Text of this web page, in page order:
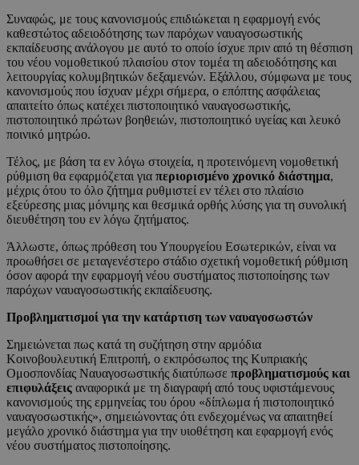
Συναφώς, με τους κανονισμούς επιδιώκεται η εφαρμογή ενός
καθεστώτος αδειοδότησης των παρόχων ναυαγοσωστικής
εκπαίδευσης ανάλογου με αυτό το οποίο ίσχυε πριν από τη θέσπιση
του νέου νομοθετικού πλαισίου στον τομέα τη αδειοδότησης και
λειτουργίας κολυμβητικών δεξαμενών. Εξάλλου, σύμφωνα με τους
κανονισμούς που ίσχυαν μέχρι σήμερα, ο επόπτης ασφάλειας
απαιτείτο όπως κατέχει πιστοποιητικό ναυαγοσωστικής,
πιστοποιητικό πρώτων βοηθειών, πιστοποιητικό υγείας και λευκό
ποινικό μητρώο.
Τέλος, με βάση τα εν λόγω στοιχεία, η προτεινόμενη νομοθετική
ρύθμιση θα εφαρμόζεται για περιορισμένο χρονικό διάστημα,
μέχρις ότου το όλο ζήτημα ρυθμιστεί εν τέλει στο πλαίσιο
εξεύρεσης μιας μόνιμης και θεσμικά ορθής λύσης για τη συνολική
διευθέτηση του εν λόγω ζητήματος.
Άλλωστε, όπως πρόθεση του Υπουργείου Εσωτερικών, είναι να
προωθήσει σε μεταγενέστερο στάδιο σχετική νομοθετική ρύθμιση
όσον αφορά την εφαρμογή νέου συστήματος πιστοποίησης των
παρόχων ναυαγοσωστικής εκπαίδευσης.
Προβληματισμοί για την κατάρτιση των ναυαγοσωστών
Σημειώνεται πως κατά τη συζήτηση στην αρμόδια
Κοινοβουλευτική Επιτροπή, ο εκπρόσωπος της Κυπριακής
Ομοσπονδίας Ναυαγοσωστικής διατύπωσε προβληματισμούς και
επιφυλάξεις αναφορικά με τη διαγραφή από τους υφιστάμενους
κανονισμούς της ερμηνείας του όρου «δίπλωμα ή πιστοποιητικό
ναυαγοσωστικής», σημειώνοντας ότι ενδεχομένως να απαιτηθεί
μεγάλο χρονικό διάστημα για την υιοθέτηση και εφαρμογή ενός
νέου συστήματος πιστοποίησης.